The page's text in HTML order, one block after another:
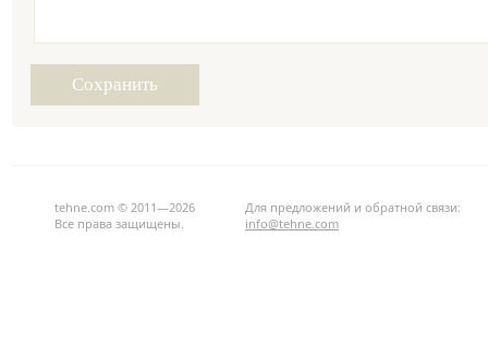
tehne.com © 2011—2026
Все права защищены.
Для предложений и обратной связи:
info@tehne.com